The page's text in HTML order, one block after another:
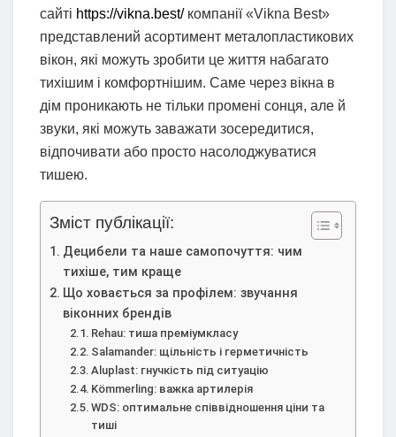
сайті https://vikna.best/компанії «Vikna Best»
представлений асортимент металопластикових
вікон, які можуть зробити це життя набагато
тихішим і комфортнішим. Саме через вікна в
дім проникають не тільки промені сонця, але й
звуки, які можуть заважати зосередитися,
відпочивати або просто насолоджуватися
тишею.
Зміст публікації:
Децибели та наше самопочуття: чим
тихіше, тим краще
Що ховається за профілем: звучання
віконних брендів
Rehau: тиша преміумкласу
Salamander: щільність і герметичність
Aluplast: гнучкість під ситуацію
Kömmerling: важка артилерія
WDS: оптимальне співвідношення ціни та
тиші